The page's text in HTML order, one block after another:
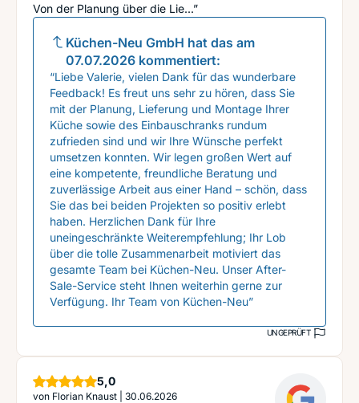
Von der Planung über die Lie...”
Küchen-Neu GmbH hat das am
07.07.2026 kommentiert:
“Liebe Valerie, vielen Dank für das wunderbare
Feedback! Es freut uns sehr zu hören, dass Sie
mit der Planung, Lieferung und Montage Ihrer
Küche sowie des Einbauschranks rundum
zufrieden sind und wir Ihre Wünsche perfekt
umsetzen konnten. Wir legen großen Wert auf
eine kompetente, freundliche Beratung und
zuverlässige Arbeit aus einer Hand – schön, dass
Sie das bei beiden Projekten so positiv erlebt
haben. Herzlichen Dank für Ihre
uneingeschränkte Weiterempfehlung; Ihr Lob
über die tolle Zusammenarbeit motiviert das
gesamte Team bei Küchen-Neu. Unser After-
Sale-Service steht Ihnen weiterhin gerne zur
Verfügung. Ihr Team von Küchen-Neu”
UNGEPRÜFT
5,0Sterne
von Florian Knaust 30.06.2026